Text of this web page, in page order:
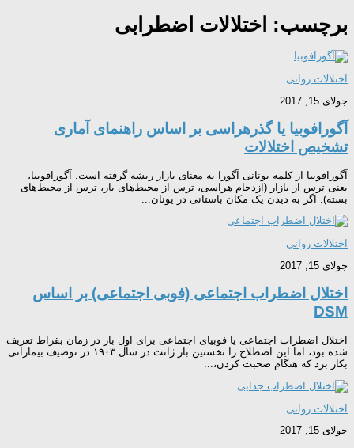
برچسب: اختلالات اضطرابی
اختلالات روانی
جولای 15, 2017
آگورافوبیا یا گذرهراسی بر اساس راهنمای آماری
تشخیص اختلالات
آگورافوبیا از کلمه یونانی آگورا به معنای بازار ریشه گرفته است. آگورافوبیا،
یعنی ترس از بازار (ازدحام هراسی، ترس از محیط‌های باز، ترس از محیط‌های
بسته). اگر به دیدن یک مکان باستانی در یونان...
اختلالات روانی
جولای 15, 2017
اختلال اضطراب اجتماعی (فوبی اجتماعی) بر اساس
DSM
اختلال اضطراب اجتماعی یا فوبیای اجتماعی برای اول بار در زمان بقراط تعریف
شده بود، اما این اصطلاح را نخستین بار ژانت در سال ۱۹۰۳ در توصیف بیمارانی
بکار برد که هنگام صحبت کردن،...
اختلالات روانی
جولای 15, 2017